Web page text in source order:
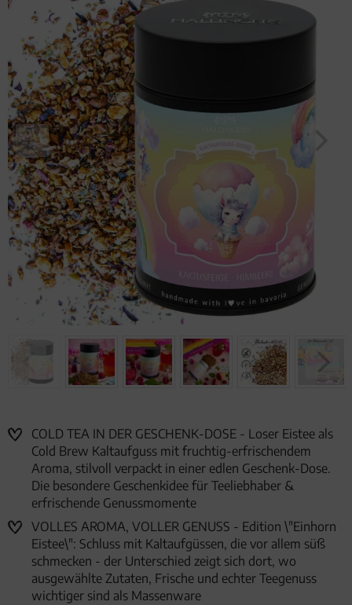
COLD TEA IN DER GESCHENK-DOSE - Loser Eistee als
Cold Brew Kaltaufguss mit fruchtig-erfrischendem
Aroma, stilvoll verpackt in einer edlen Geschenk-Dose.
Die besondere Geschenkidee für Teeliebhaber &
erfrischende Genussmomente
VOLLES AROMA, VOLLER GENUSS - Edition \"Einhorn
Eistee\": Schluss mit Kaltaufgüssen, die vor allem süß
schmecken - der Unterschied zeigt sich dort, wo
ausgewählte Zutaten, Frische und echter Teegenuss
wichtiger sind als Massenware
Geburtstag
Bayern